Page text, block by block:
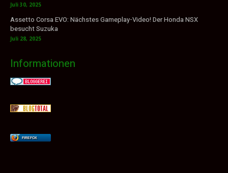
Juli 30, 2025
Assetto Corsa EVO: Nächstes Gameplay-Video! Der Honda NSX
besucht Suzuka
Juli 28, 2025
Informationen
FIREFOX